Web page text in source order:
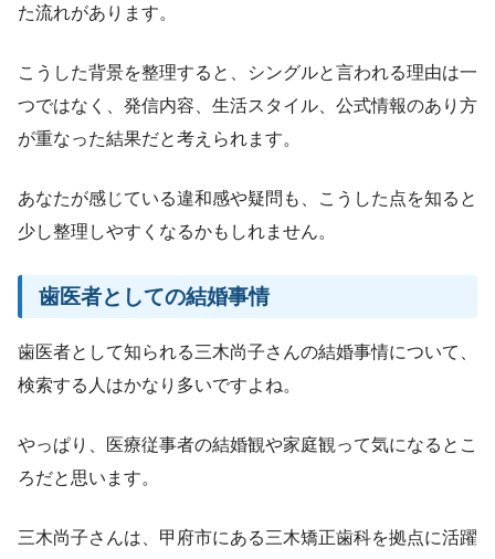
た流れがあります。
こうした背景を整理すると、シングルと言われる理由は一
つではなく、発信内容、生活スタイル、公式情報のあり方
が重なった結果だと考えられます。
あなたが感じている違和感や疑問も、こうした点を知ると
少し整理しやすくなるかもしれません。
歯医者としての結婚事情
歯医者として知られる三木尚子さんの結婚事情について、
検索する人はかなり多いですよね。
やっぱり、医療従事者の結婚観や家庭観って気になるとこ
ろだと思います。
三木尚子さんは、甲府市にある三木矯正歯科を拠点に活躍